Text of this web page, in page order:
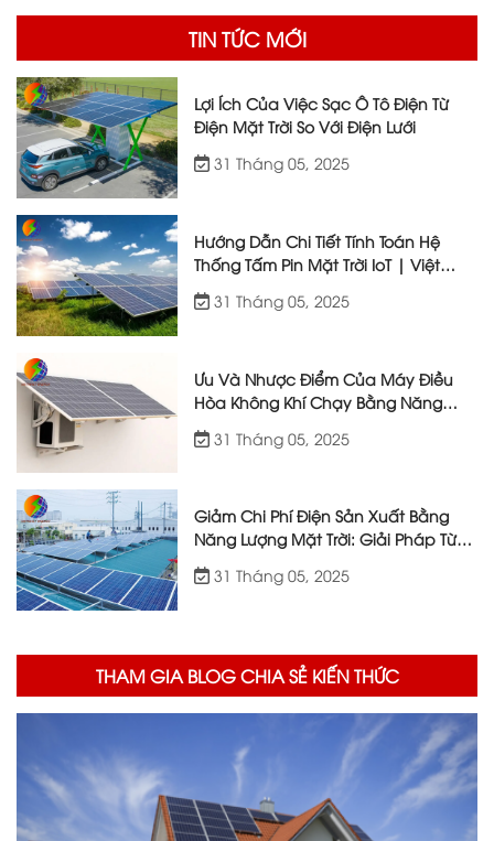
TIN TỨC MỚI
Lợi Ích Của Việc Sạc Ô Tô Điện Từ
Điện Mặt Trời So Với Điện Lưới
31 Tháng 05, 2025
Hướng Dẫn Chi Tiết Tính Toán Hệ
Thống Tấm Pin Mặt Trời IoT | Việt
Nhật Energy
31 Tháng 05, 2025
Ưu Và Nhược Điểm Của Máy Điều
Hòa Không Khí Chạy Bằng Năng
31 Tháng 05, 2025
Giảm Chi Phí Điện Sản Xuất Bằng
Năng Lượng Mặt Trời: Giải Pháp Từ
Việt Nhật Energy
31 Tháng 05, 2025
THAM GIA BLOG CHIA SẺ KIẾN THỨC